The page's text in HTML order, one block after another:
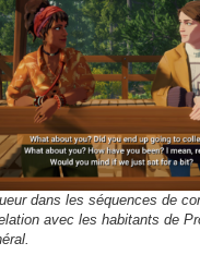
dans les séquences de
avec les habitants de